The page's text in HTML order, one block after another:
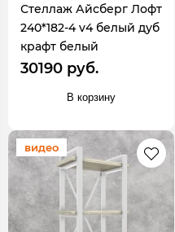
Стеллаж Айсберг Лофт
240*182-4 v4 белый дуб
крафт белый
30190 руб.
В корзину
видео